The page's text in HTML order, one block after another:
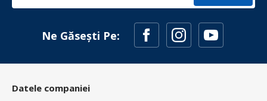
Ne Găsești Pe:
Datele companiei